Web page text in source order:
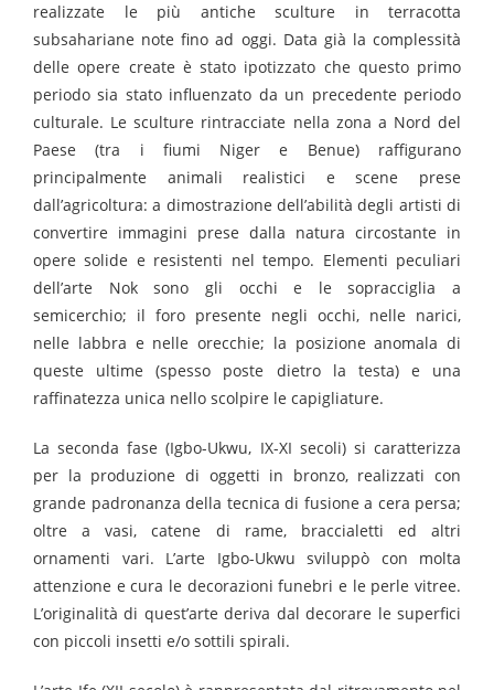
realizzate le più antiche sculture in terracotta
subsahariane note fino ad oggi. Data già la complessità
delle opere create è stato ipotizzato che questo primo
periodo sia stato influenzato da un precedente periodo
culturale. Le sculture rintracciate nella zona a Nord del
Paese (tra i fiumi Niger e Benue) raffigurano
principalmente animali realistici e scene prese
dall’agricoltura: a dimostrazione dell’abilità degli artisti di
convertire immagini prese dalla natura circostante in
opere solide e resistenti nel tempo. Elementi peculiari
dell’arte Nok sono gli occhi e le sopracciglia a
semicerchio; il foro presente negli occhi, nelle narici,
nelle labbra e nelle orecchie; la posizione anomala di
queste ultime (spesso poste dietro la testa) e una
raffinatezza unica nello scolpire le capigliature.
La seconda fase (Igbo-Ukwu, IX-XI secoli) si caratterizza
per la produzione di oggetti in bronzo, realizzati con
grande padronanza della tecnica di fusione a cera persa;
oltre a vasi, catene di rame, braccialetti ed altri
ornamenti vari. L’arte Igbo-Ukwu sviluppò con molta
attenzione e cura le decorazioni funebri e le perle vitree.
L’originalità di quest’arte deriva dal decorare le superfici
con piccoli insetti e/o sottili spirali.